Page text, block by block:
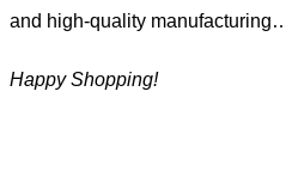
and high-quality
Happy Shopping!